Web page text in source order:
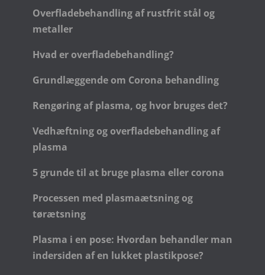
Overfladebehandling af rustfrit stål og
metaller
Hvad er overfladebehandling?
Grundlæggende om Corona behandling
Rengøring af plasma, og hvor bruges det?
Vedhæftning og overfladebehandling af
plasma
5 grunde til at bruge plasma eller corona
Processen med plasmaætsning og
tørætsning
Plasma i en pose: Hvordan behandler man
indersiden af en lukket plastikpose?